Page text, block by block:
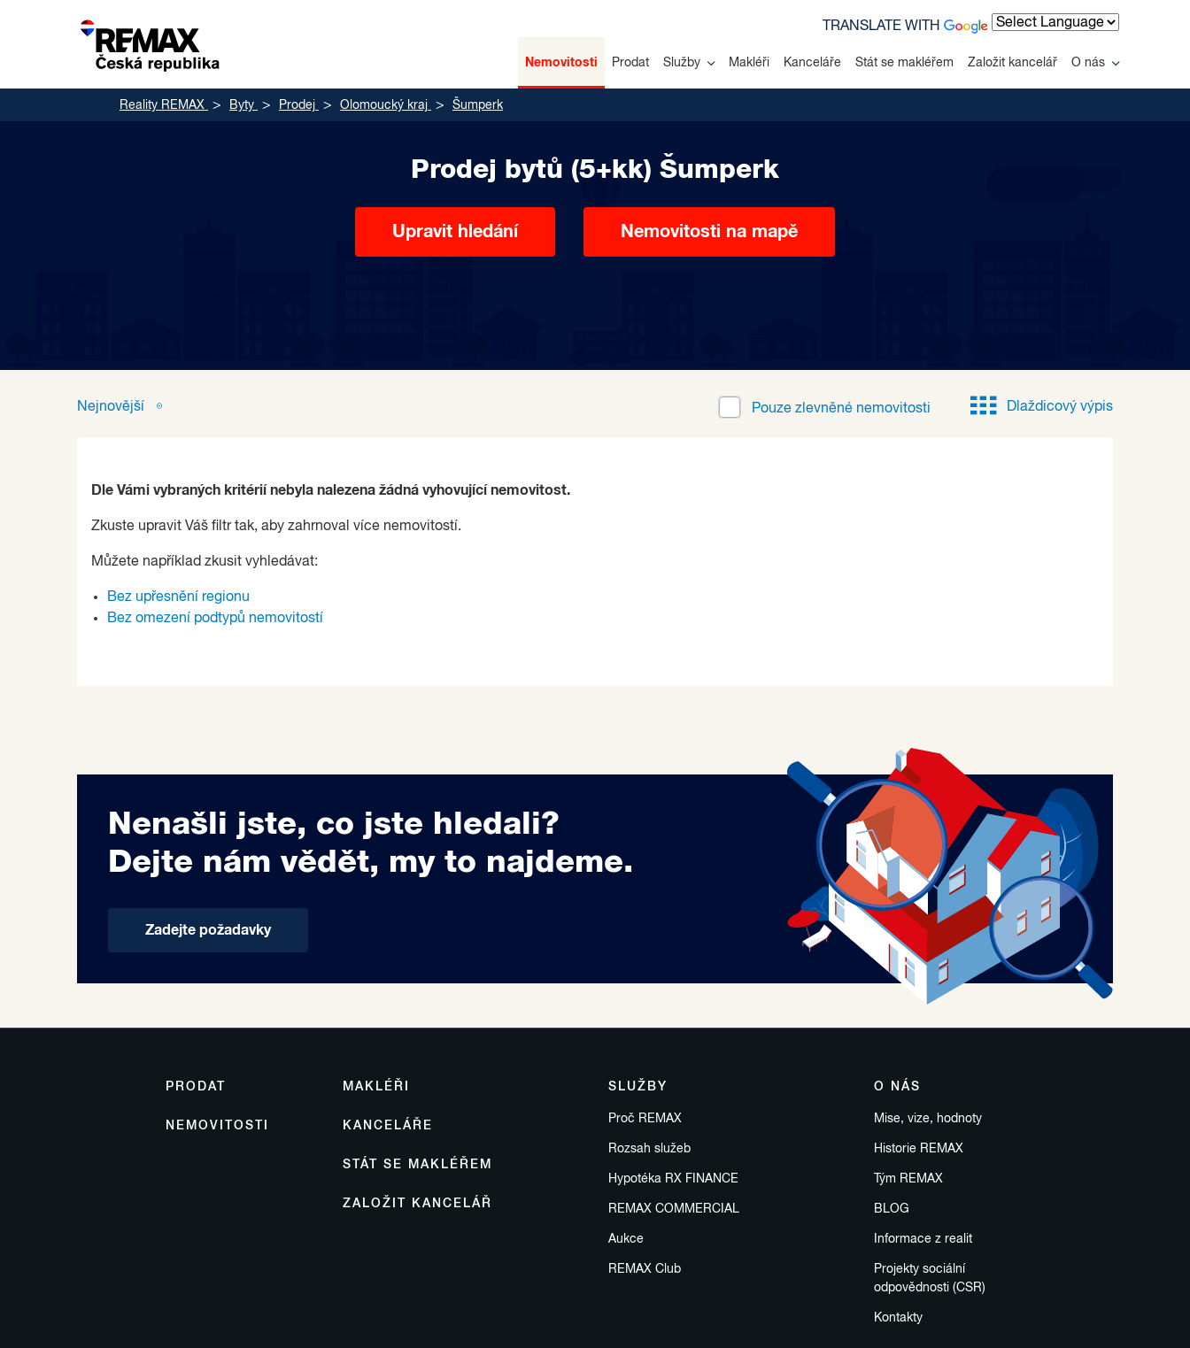
Nemovitosti Prodat Služby Makléři Kanceláře Stát se makléřem Založit kancelář O nás
TRANSLATE WITH
Reality REMAX Byty Prodej Olomoucký kraj Šumperk
Prodej bytů (5+kk) Šumperk
Upravit hledání Nemovitosti na mapě
Nejnovější Pouze zlevněné nemovitosti Dlaždicový výpis
Dle Vámi vybraných kritérií nebyla nalezena žádná vyhovující nemovitost.
Zkuste upravit Váš filtr tak, aby zahrnoval více nemovitostí.
Můžete například zkusit vyhledávat:
Bez upřesnění regionu
Bez omezení podtypů nemovitostí
Nenašli jste, co jste hledali?
Dejte nám vědět, my to najdeme.
Zadejte požadavky
PRODAT
NEMOVITOSTI
SLUŽBY
Proč REMAX
Rozsah služeb
Hypotéka RX FINANCE
REMAX COMMERCIAL
Aukce
REMAX Club
MAKLÉŘI
KANCELÁŘE
STÁT SE MAKLÉŘEM
ZALOŽIT KANCELÁŘ
O NÁS
Mise, vize, hodnoty
Historie REMAX
Tým REMAX
BLOG
Informace z realit
Projekty sociální
odpovědnosti (CSR)
Kontakty